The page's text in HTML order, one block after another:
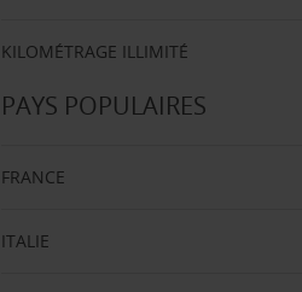
KILOMÉTRAGE ILLIMITÉ
PAYS POPULAIRES
FRANCE
ITALIE